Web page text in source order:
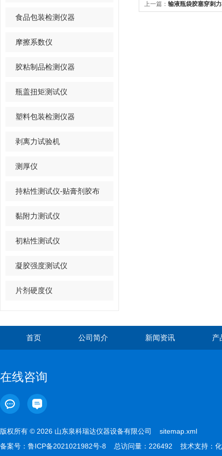
食品包装检测仪器
摩擦系数仪
胶粘制品检测仪器
瓶盖扭矩测试仪
塑料包装检测仪器
剥离力试验机
测厚仪
持粘性测试仪-贴膏剂胶布
黏附力测试仪
初粘性测试仪
凝胶强度测试仪
片剂硬度仪
上一篇： 输液瓶袋胶塞穿刺
首页 公司简介 新闻资讯 产
在线咨询
版权所有 © 2026 山东泉科瑞达仪器设备有限公司 sitemap.xml
备案号： 鲁ICP备2021021982号-8 总访问量：226492 技术支持： 化